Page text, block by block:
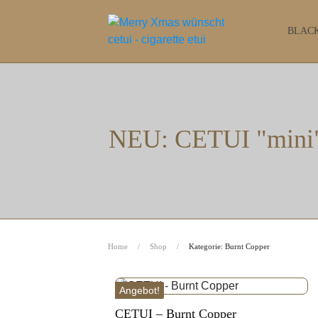
NEU: CETUI
Home / Shop / Kategorie: Burnt Copper
Angebot!
CETUI – Burnt Copper